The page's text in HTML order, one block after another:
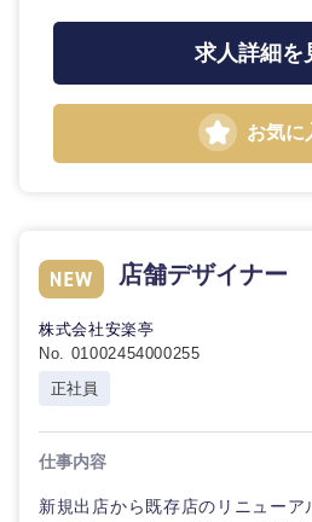
海外
求人詳細を
お気に
店舗デザイナー
株式会社安楽亭
No. 01002454000255
正社員
仕事内容
新規出店から既存店のリニューア